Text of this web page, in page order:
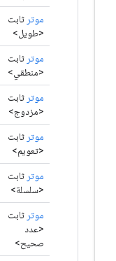
موتر ثابت
<طويل>
موتر ثابت
<منطقي>
موتر ثابت
<مزدوج>
موتر ثابت
<تعويم>
موتر ثابت
<سلسلة>
موتر ثابت
<عدد
صحيح>